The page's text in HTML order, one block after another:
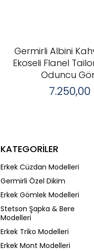
Germirli Albini
Ekoseli Flanel
Oduncu
7.250,00
KATEGORİLER
Erkek Cüzdan Modelleri
Germirli Özel Dikim
Erkek Gömlek Modelleri
Stetson Şapka & Bere
Modelleri
Erkek Triko Modelleri
Erkek Mont Modelleri